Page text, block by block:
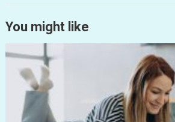
You might like